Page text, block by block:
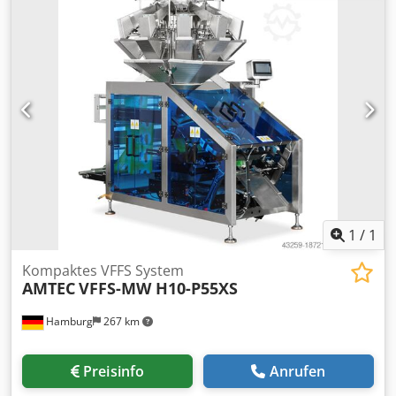
Spannungsversorgung: 220V, 50/60Hz;
Leistungsaufnahme: 4,1kW; benötigte Druckluft: 0,4-
0,8MPa; Druckluftverbrauch: 0,6m³/min; Abmessungen
(LxBxH): 1780*1260*2480 mm; Gewicht: 820kg. Cedpfjv Nm
1 / 1
Hamburg 267 km
Kompaktes VFFS System
AMTECVFFS-MW H10-P55XS
Preisinfo Anrufen